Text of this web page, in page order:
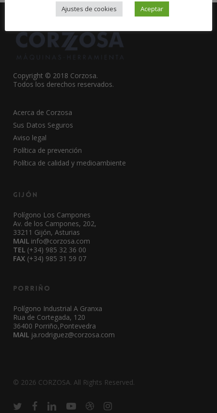
Copyright © 2018 Corzosa.
Todos los derechos reservados.
Acerca de Corzosa
Sus Datos Seguros
Aviso legal
Política de prevención
Política de calidad y medioambiente
Gijón
Polígono Los Campones
Av. de los Campones, 202,
33211 Gijón, Asturias
MAIL info@corzosa.com
TEL (+34) 985 32 36 00
FAX(+34) 985 31 59 07
Porriño
Polígono Industrial A Granxa
Rua de Cortegada, 120
36400 Porriño,Pontevedra
MAILja.rodriguez@corzosa.com
© 2026 CORZOSA. All Rights Reserved.
twitterfacebooklinkedinyoutubedribbbleinstagram
Ajustes de cookies Aceptar